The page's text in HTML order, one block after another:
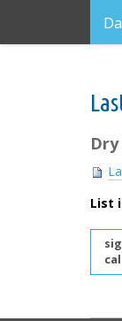
v
List